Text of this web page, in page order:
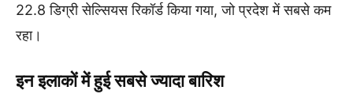
22.8 डिग्री सेल्सियस रिकॉर्ड किया गया, जो प्रदेश में सबसे कम
रहा।
इन इलाकों में हुई सबसे ज्यादा बारिश